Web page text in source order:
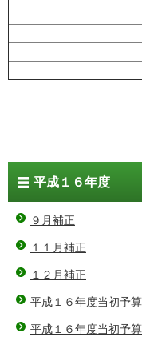
平成１６年度
９月補正
１１月補正
１２月補正
平成１６年度当初予
平成１６年度当初予